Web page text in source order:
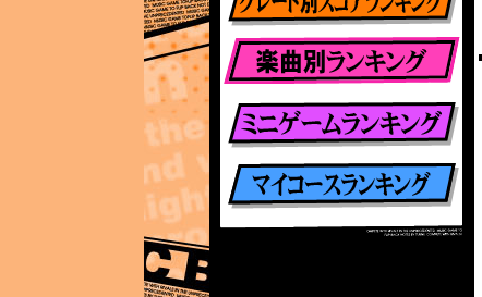
グレード別ランキング